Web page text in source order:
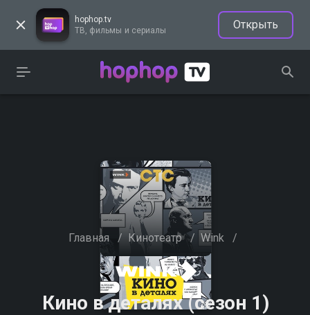
hophop.tv
ТВ, фильмы и сериалы
Открыть
Главная / Кинотеатр / Wink /
Кино в деталях (сезон 1)